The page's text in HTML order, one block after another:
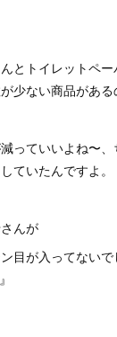
とトイレットペ
少ない商品がある
っていいよね〜
ていたんですよ。
んが
ン目が入ってない